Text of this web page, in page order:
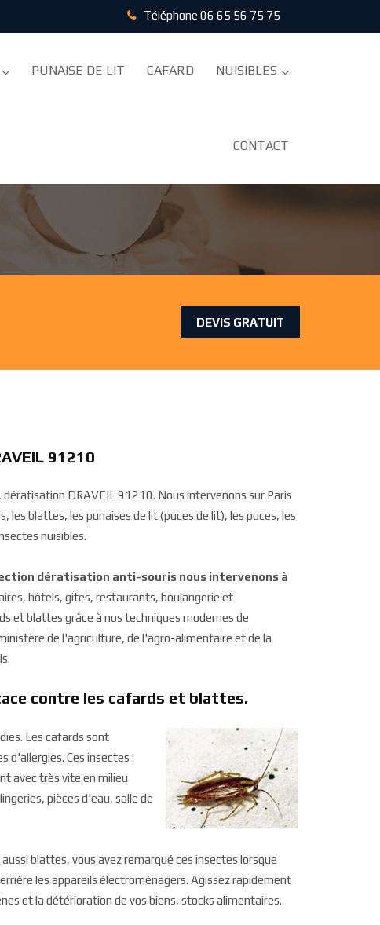
Téléphone 06 65 56 75 75
PUNAISE DE LIT CAFARD NUISIBLES
CONTACT
DEVIS GRATUIT
91210
DRAVEIL 91210. Nous intervenons sur Paris
blattes, les punaises de lit (puces de lit), les puces, les
nuisibles.
dératisation anti-souris nous intervenons à
hôtels, gites, restaurants, boulangerie et
et blattes grâce à nos techniques modernes de
de l'agriculture, de l'agro-alimentaire et de la
contre les cafards et blattes.
Les cafards sont
d'allergies. Ces insectes :
avec très vite en milieu
pièces d'eau, salle de
blattes, vous avez remarqué ces insectes lorsque
les appareils électroménagers. Agissez rapidement
et la détérioration de vos biens, stocks alimentaires.